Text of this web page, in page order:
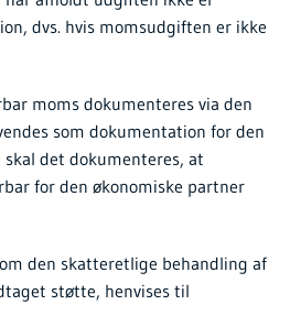
dvs. hvis momsudgiften er ikke
moms dokumenteres via den
som dokumentation for den
det dokumenteres, at
for den økonomiske partner
den skatteretlige behandling af
støtte, henvises til